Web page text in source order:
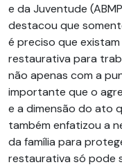
e da Juventude
destacou que
é preciso que
restaurativa para
não apenas com a
importante que o
e a dimensão do ato
também enfatizou a
da família para
restaurativa só pode